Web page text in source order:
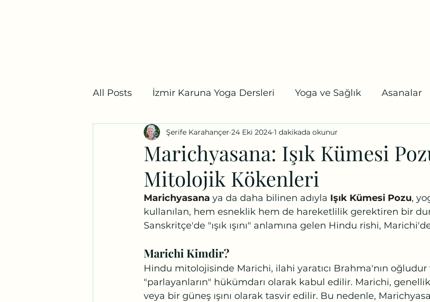
All Posts İzmir Karuna Yoga Dersleri Yoga ve Sağlık Asanalar
Yoga Mitolojisi İzmir Karuna Yoga Koşalar
Marichyasana: Işık Kümesi
Mitolojik Kökenleri
Şerife Karahançer 24 Eki 2024 1 dakikada okunur
Marichyasana ya da daha bilinen adıyla Işık Kümesi Pozu,
kullanılan, hem esneklik hem de hareketlilik gerektiren bir
Sanskritçe'de "ışık ışını" anlamına gelen Hindu rishi,
Marichi Kimdir?
Hindu mitolojisinde Marichi, ilahi yaratıcı Brahma'nın
"parlayanların" hükümdarı olarak kabul edilir. Marichi,
veya bir güneş ışını olarak tasvir edilir. Bu nedenle,